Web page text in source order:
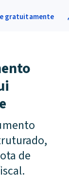
gratuitamente
de